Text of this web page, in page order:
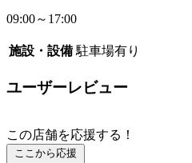
09:00～17:00
施設・設備 駐車場有り
ユーザーレビュー
この店舗を応援する！
ここから応援